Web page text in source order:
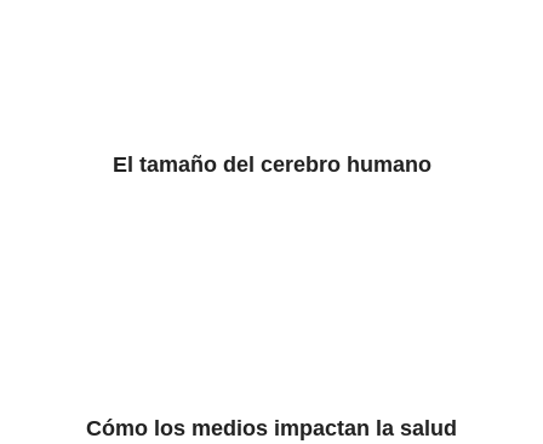
El tamaño del cerebro humano
Cómo los medios impactan la salud